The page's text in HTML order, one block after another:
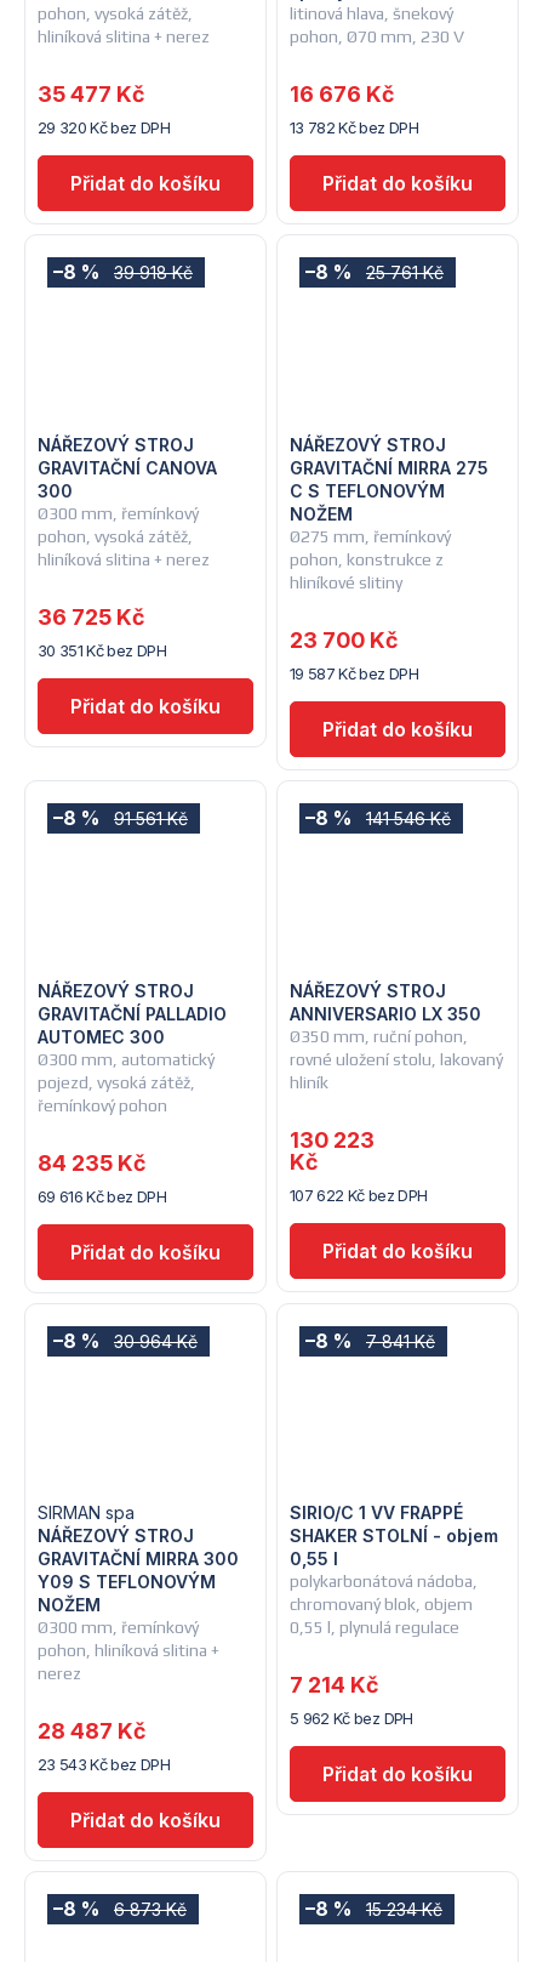
pohon, vysoká zátěž,
hliníková slitina + nerez
29 320 Kč bez DPH
35 477 Kč
litinová hlava, šnekový
pohon, Ø70 mm, 230 V
13 782 Kč bez DPH
16 676 Kč
39 918 Kč
–8 %
Ø300 mm, řemínkový
pohon, vysoká zátěž,
hliníková slitina + nerez
NÁŘEZOVÝ STROJ
GRAVITAČNÍ CANOVA
300
30 351 Kč bez DPH
36 725 Kč
25 761 Kč
–8 %
Ø275 mm, řemínkový
pohon, konstrukce z
hliníkové slitiny
NÁŘEZOVÝ STROJ
GRAVITAČNÍ MIRRA 275
C S TEFLONOVÝM
NOŽEM
19 587 Kč bez DPH
23 700 Kč
91 561 Kč
–8 %
Ø300 mm, automatický
pojezd, vysoká zátěž,
řemínkový pohon
NÁŘEZOVÝ STROJ
GRAVITAČNÍ PALLADIO
AUTOMEC 300
69 616 Kč bez DPH
84 235 Kč
141 546 Kč
–8 %
Ø350 mm, ruční pohon,
rovné uložení stolu, lakovaný
hliník
NÁŘEZOVÝ STROJ
ANNIVERSARIO LX 350
107 622 Kč bez DPH
130 223
Kč
30 964 Kč
–8 %
Ø300 mm, řemínkový
pohon, hliníková slitina +
nerez
NÁŘEZOVÝ STROJ
GRAVITAČNÍ MIRRA 300
Y09 S TEFLONOVÝM
NOŽEM
SIRMAN spa
23 543 Kč bez DPH
28 487 Kč
7 841 Kč
–8 %
polykarbonátová nádoba,
chromovaný blok, objem
0,55 l, plynulá regulace
SIRIO/C 1 VV FRAPPÉ
SHAKER STOLNÍ - objem
0,55 l
5 962 Kč bez DPH
7 214 Kč
6 873 Kč
–8 % 15 234 Kč
–8 %